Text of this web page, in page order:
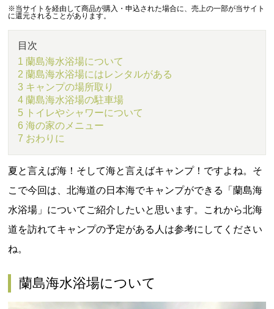
※当サイトを経由して商品が購入・申込された場合に、売上の一部が当サイト
に還元されることがあります。
目次
1 蘭島海水浴場について
2 蘭島海水浴場にはレンタルがある
3 キャンプの場所取り
4 蘭島海水浴場の駐車場
5 トイレやシャワーについて
6 海の家のメニュー
7 おわりに
夏と言えば海！そして海と言えばキャンプ！ですよね。そ
こで今回は、北海道の日本海でキャンプができる「蘭島海
水浴場」についてご紹介したいと思います。これから北海
道を訪れてキャンプの予定がある人は参考にしてください
ね。
蘭島海水浴場について